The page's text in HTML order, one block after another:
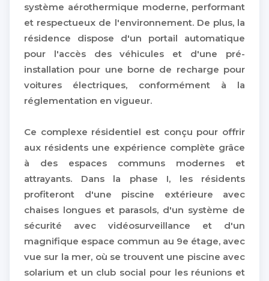
système aérothermique moderne, performant
et respectueux de l'environnement. De plus, la
résidence dispose d'un portail automatique
pour l'accès des véhicules et d'une pré-
installation pour une borne de recharge pour
voitures électriques, conformément à la
réglementation en vigueur.
Ce complexe résidentiel est conçu pour offrir
aux résidents une expérience complète grâce
à des espaces communs modernes et
attrayants. Dans la phase I, les résidents
profiteront d'une piscine extérieure avec
chaises longues et parasols, d'un système de
sécurité avec vidéosurveillance et d'un
magnifique espace commun au 9e étage, avec
vue sur la mer, où se trouvent une piscine avec
solarium et un club social pour les réunions et